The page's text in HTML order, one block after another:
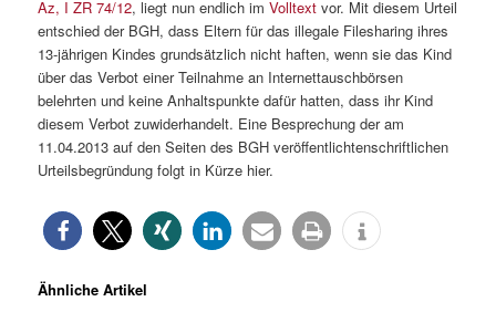
Az, I ZR 74/12, liegt nun endlich imVolltext vor. Mit diesem Urteil
entschied der BGH, dass Eltern für das illegale Filesharing ihres
13-jährigen Kindes grundsätzlich nicht haften, wenn sie das Kind
über das Verbot einer Teilnahme an Internettauschbörsen
belehrten und keine Anhaltspunkte dafür hatten, dass ihr Kind
diesem Verbot zuwiderhandelt. Eine Besprechung der am
11.04.2013 auf den Seiten des BGH veröffentlichtenschriftlichen
Urteilsbegründung folgt in Kürze hier.
Ähnliche Artikel